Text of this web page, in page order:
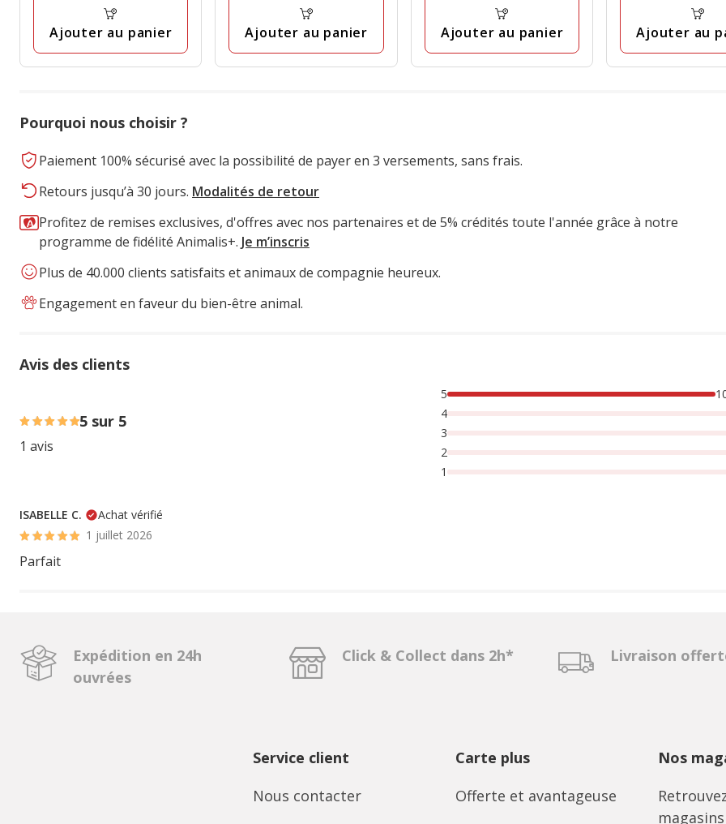
Ajouter au panier Ajouter au panier Ajouter au panier Ajouter au
Pourquoi nous choisir ?
Paiement 100% sécurisé avec la possibilité de payer en 3 versements, sans frais.
Retours jusqu’à 30 jours. Modalités de retour
Profitez de remises exclusives, d'offres avec nos partenaires et de 5% crédités toute l'année grâce à notre
programme de fidélité Animalis+. Je m’inscris
Plus de 40.000 clients satisfaits et animaux de compagnie heureux.
Engagement en faveur du bien-être animal.
Avis des clients
5 sur 5
1 avis
5
4
3
2
1
ISABELLE C.
Achat vérifié
1 juillet 2026
Parfait
Expédition en 24h
ouvrées
Click & Collect dans 2h* Livraison
Service client
Nous contacter
Carte plus
Offerte et avantageuse
Nos
magasins